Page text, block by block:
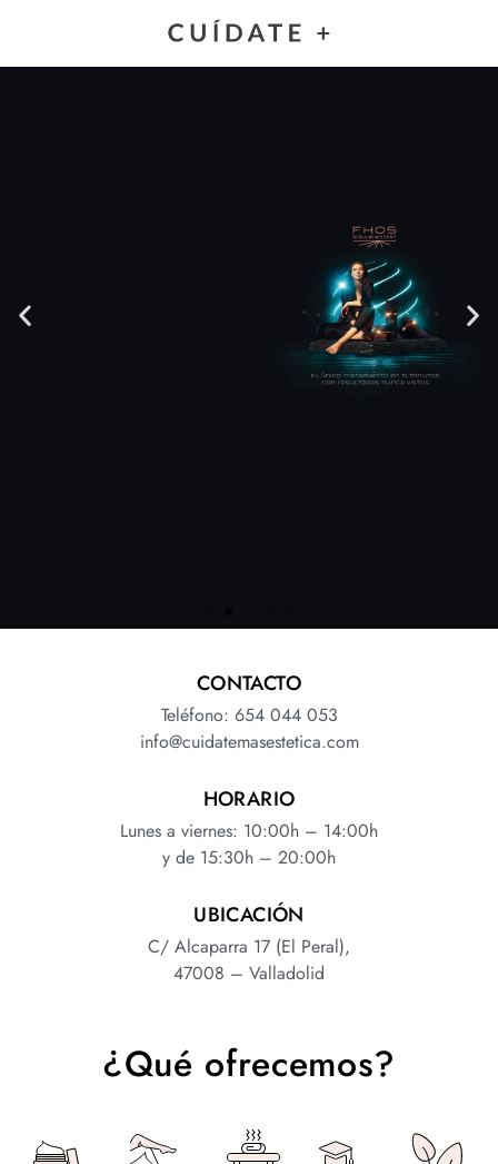
Conoce todas las ventajas que
tiene el nuevo equipo FHOS
Procyon. Una nueva plataforma
lumínica multisdisplinar única
en el mundo para conseguir
resultados médico-estéticos a la
velocidad de la luz
VER MÁS
CONTACTO
Teléfono: 654 044 053
info@cuidatemasestetica.com
HORARIO
Lunes a viernes: 10:00h – 14:00h
y de 15:30h – 20:00h
UBICACIÓN
C/ Alcaparra 17 (El Peral),
47008 – Valladolid
¿Qué ofrecemos?